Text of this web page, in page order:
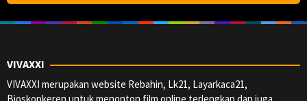
VIVAXXI
VIVAXXI merupakan website Rebahin, Lk21, Layarkaca21,